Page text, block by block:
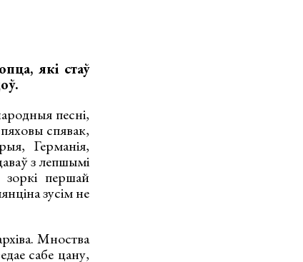
які стаў
песні,
спявак,
Германія,
з лепшымі
першай
зусім не
Мноства
сабе цану,